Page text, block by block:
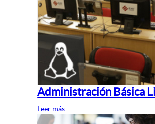
Administración Básica
Leer más